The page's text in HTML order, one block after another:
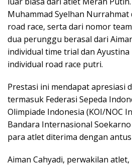
Muhammad Syelhan
road race, serta dari nomor
dua perunggu berasal dari
individual time trial dan
individual road race putri.
Prestasi ini mendapat apresiasi
termasuk Federasi Sepeda
Olimpiade Indonesia (KOI/NOC
Bandara Internasional
para atlet diterima dengan
Aiman Cahyadi, perwakilan